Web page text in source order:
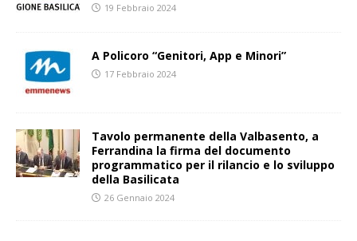
19 Febbraio 2024
A Policoro “Genitori, App e Minori”
17 Febbraio 2024
Tavolo permanente della Valbasento, a
Ferrandina la firma del documento
programmatico per il rilancio e lo sviluppo
della Basilicata
26 Gennaio 2024